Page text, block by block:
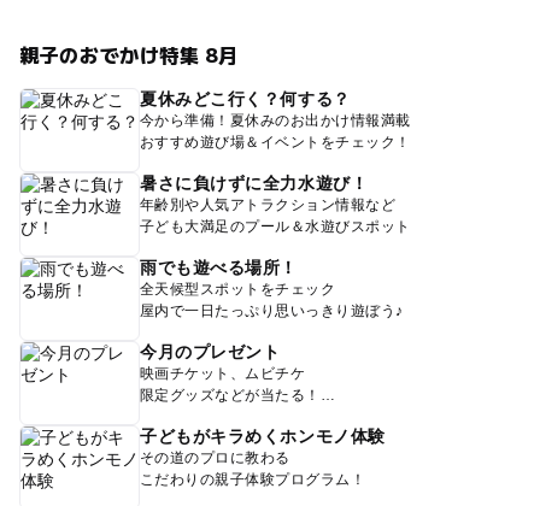
親子のおでかけ特集 8月
夏休みどこ行く？何する？
今から準備！夏休みのお出かけ情報満載
おすすめ遊び場＆イベントをチェック！
暑さに負けずに全力水遊び！
年齢別や人気アトラクション情報など
子ども大満足のプール＆水遊びスポット
雨でも遊べる場所！
全天候型スポットをチェック
屋内で一日たっぷり思いっきり遊ぼう♪
今月のプレゼント
映画チケット、ムビチケ
限定グッズなどが当たる！
子どもがキラめくホンモノ体験
その道のプロに教わる
こだわりの親子体験プログラム！